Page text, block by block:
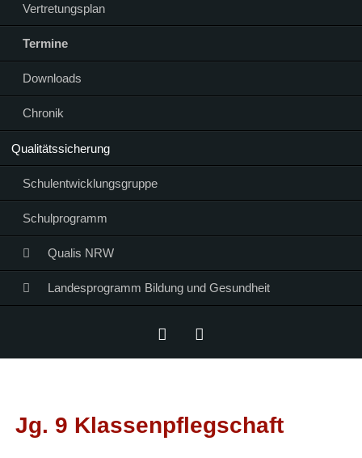
Vertretungsplan
Termine
Downloads
Chronik
Qualitätssicherung
Schulentwicklungsgruppe
Schulprogramm
Qualis NRW
Landesprogramm Bildung und Gesundheit
Feed
Jg. 9 Klassenpflegschaft